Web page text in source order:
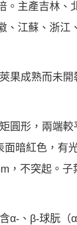
。主產吉林、
、江蘇、浙江
果成熟而未
圓形，兩端
面暗紅色，有
，不突起。子
α-、β-球朊